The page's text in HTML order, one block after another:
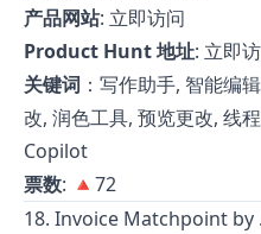
产品网站: 立即访问
Product Hunt 地址: 立即
关键词 ：写作助手, 智能编
改, 润色工具, 预览更改, 线
Copilot
票数: 🔺72
18. Invoice Matchpoint by